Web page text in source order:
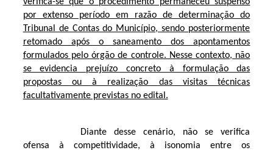
por extenso período em razão de determinação do
Tribunal de Contas do Município, sendo posteriormente
retomado após o saneamento dos apontamentos
formulados pelo órgão de controle. Nesse contexto, não
se evidencia prejuízo concreto à formulação das
propostas ou à realização das visitas técnicas
facultativamente previstas no edital.
Diante desse cenário, não se verifica
ofensa à competitividade, à isonomia entre os